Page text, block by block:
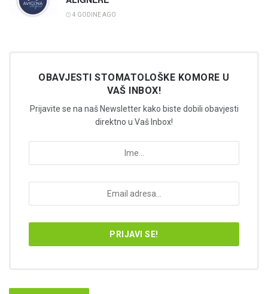
4 GODINE AGO
OBAVJESTI STOMATOLOŠKE KOMORE U
VAŠ INBOX!
Prijavite se na naš Newsletter kako biste dobili obavjesti
direktno u Vaš Inbox!